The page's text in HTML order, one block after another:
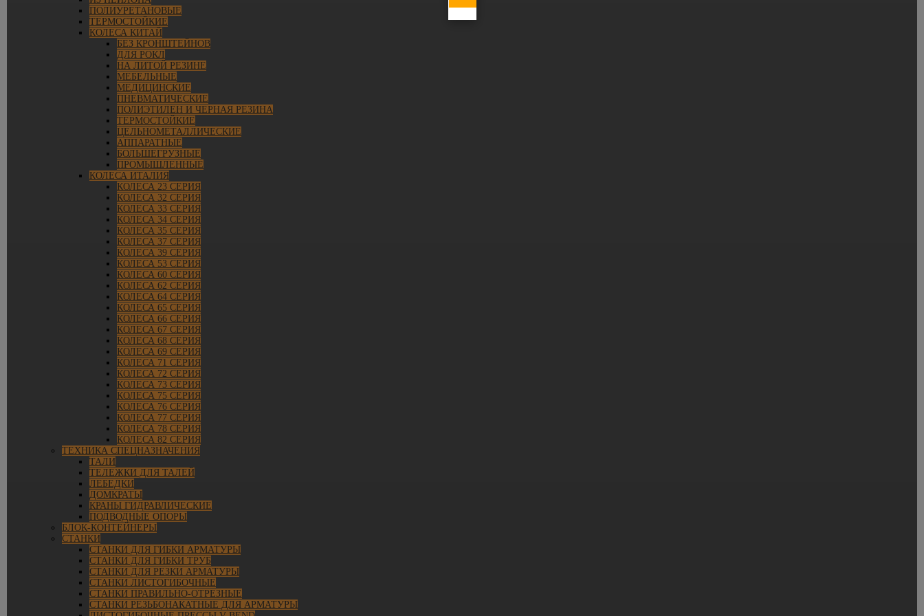
ПОЛИУРЕТАНОВЫЕ
ТЕРМОСТОЙКИЕ
КОЛЕСА КИТАЙ
БЕЗ КРОНШТЕЙНОВ
ДЛЯ РОКЛ
НА ЛИТОЙ РЕЗИНЕ
МЕБЕЛЬНЫЕ
МЕДИЦИНСКИЕ
ПНЕВМАТИЧЕСКИЕ
ПОЛИЭТИЛЕН И ЧЕРНАЯ РЕЗИНА
ТЕРМОСТОЙКИЕ
ЦЕЛЬНОМЕТАЛЛИЧЕСКИЕ
АППАРАТНЫЕ
БОЛЬШЕГРУЗНЫЕ
ПРОМЫШЛЕННЫЕ
КОЛЕСА ИТАЛИЯ
КОЛЕСА 23 СЕРИЯ
КОЛЕСА 32 СЕРИЯ
КОЛЕСА 33 СЕРИЯ
КОЛЕСА 34 СЕРИЯ
КОЛЕСА 35 СЕРИЯ
КОЛЕСА 37 СЕРИЯ
КОЛЕСА 39 СЕРИЯ
КОЛЕСА 53 СЕРИЯ
КОЛЕСА 60 СЕРИЯ
КОЛЕСА 62 СЕРИЯ
КОЛЕСА 64 СЕРИЯ
КОЛЕСА 65 СЕРИЯ
КОЛЕСА 66 СЕРИЯ
КОЛЕСА 67 СЕРИЯ
КОЛЕСА 68 СЕРИЯ
КОЛЕСА 69 СЕРИЯ
КОЛЕСА 71 СЕРИЯ
КОЛЕСА 72 СЕРИЯ
КОЛЕСА 73 СЕРИЯ
КОЛЕСА 75 СЕРИЯ
КОЛЕСА 76 СЕРИЯ
КОЛЕСА 77 СЕРИЯ
КОЛЕСА 78 СЕРИЯ
КОЛЕСА 82 СЕРИЯ
ТЕХНИКА СПЕЦНАЗНАЧЕНИЯ
ТАЛИ
ТЕЛЕЖКИ ДЛЯ ТАЛЕЙ
ЛЕБЕДКИ
ДОМКРАТЫ
КРАНЫ ГИДРАВЛИЧЕСКИЕ
ПОДВОДНЫЕ ОПОРЫ
БЛОК-КОНТЕЙНЕРЫ
СТАНКИ
СТАНКИ ДЛЯ ГИБКИ АРМАТУРЫ
СТАНКИ ДЛЯ ГИБКИ ТРУБ
СТАНКИ ДЛЯ РЕЗКИ АРМАТУРЫ
СТАНКИ ЛИСТОГИБОЧНЫЕ
СТАНКИ ПРАВИЛЬНО-ОТРЕЗНЫЕ
СТАНКИ РЕЗЬБОНАКАТНЫЕ ДЛЯ АРМАТУРЫ